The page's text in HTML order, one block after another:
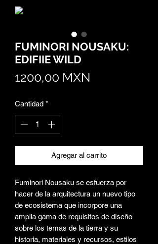
FUMINORI NOUSAKU:
EDIFIIE WILD
1200,00 MXN
Cantidad *
Agregar al carrito
Fuminori Nousaku se esfuerza por
hacer de la arquitectura un nuevo tipo
de ecosistema que incorpore una
amplia gama de requisitos de diseño
sobre los temas de la tierra y su
historia, materiales y recursos, estilos